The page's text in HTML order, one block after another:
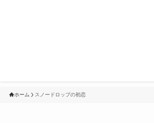
ホーム スノードロップの初恋